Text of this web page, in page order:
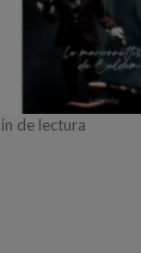
de lectura